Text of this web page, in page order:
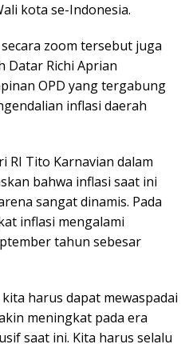
kota se-Indonesia.
zoom tersebut juga
Datar Richi Aprian
OPD yang tergabung
inflasi daerah
RI Tito Karnavian dalam
bahwa inflasi saat ini
sangat dinamis. Pada
inflasi mengalami
tahun sebesar
harus dapat mewaspadai
meningkat pada era
saat ini. Kita harus selalu